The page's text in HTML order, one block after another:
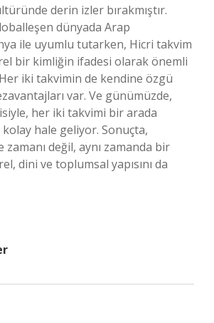
derin izler bırakmıştır.
dünyada Arap
ile uyumlu tutarken, Hicri takvim
bir kimliğin ifadesi olarak önemli
iki takvimin de kendine özgü
var. Ve günümüzde,
her iki takvimi bir arada
hale geliyor. Sonuçta,
değil, aynı zamanda bir
dini ve toplumsal yapısını da